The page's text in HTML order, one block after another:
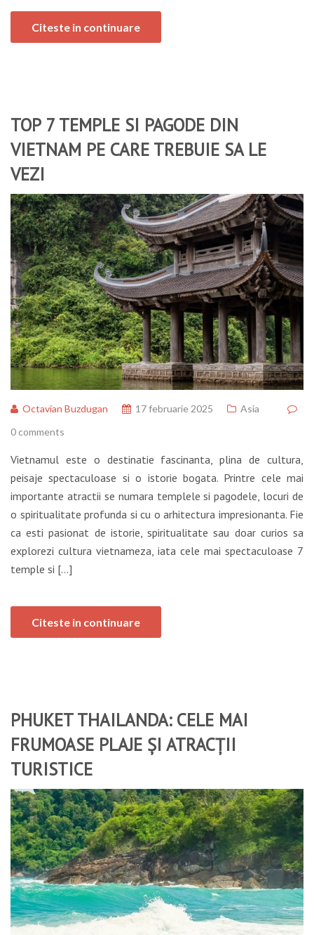
Citeste in continuare
TOP 7 TEMPLE SI PAGODE DIN
VIETNAM PE CARE TREBUIE SA LE
VEZI
Octavian Buzdugan 17 februarie 2025
Asia
0 comments
Vietnamul este o destinatie fascinanta, plina de cultura,
peisaje spectaculoase si o istorie bogata. Printre cele mai
importante atractii se numara templele si pagodele, locuri de
o spiritualitate profunda si cu o arhitectura impresionanta. Fie
ca esti pasionat de istorie, spiritualitate sau doar curios sa
explorezi cultura vietnameza, iata cele mai spectaculoase 7
temple si […]
Citeste in continuare
PHUKET THAILANDA: CELE MAI
FRUMOASE PLAJE ȘI ATRACȚII
TURISTICE